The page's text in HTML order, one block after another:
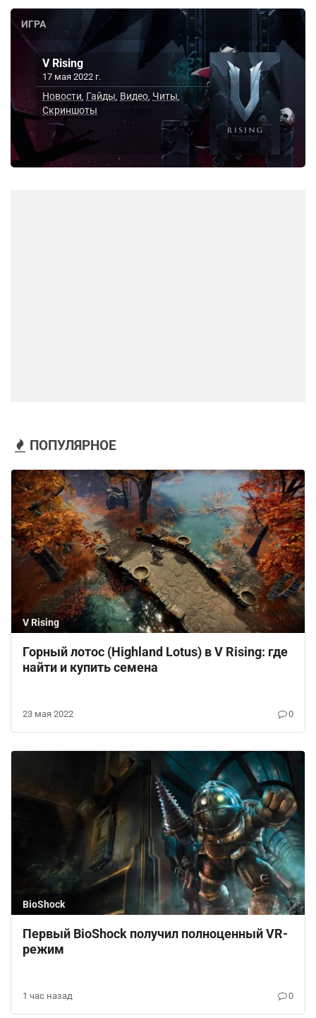
ИГРА
V Rising
17 мая 2022 г.
Новости, Гайды, Видео, Читы,
Скриншоты
ПОПУЛЯРНОЕ
V Rising
Горный лотос (Highland Lotus) в V Rising: где
найти и купить семена
23 мая 2022 0
BioShock
Первый BioShock получил полноценный VR-
режим
1 час назад 0